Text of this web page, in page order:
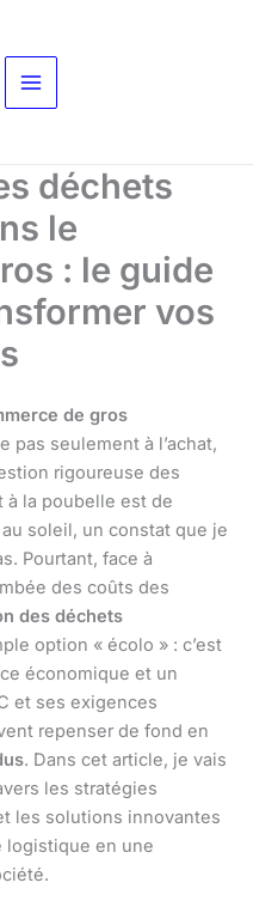
déchets
le
: le guide
vos
de gros
pas seulement à l’achat,
rigoureuse des
à la poubelle est de
soleil, un constat que je
Pourtant, face à
des coûts des
des déchets
option « écolo » : c’est
économique et un
et ses exigences
repenser de fond en
. Dans cet article, je vais
les stratégies
les solutions innovantes
logistique en une